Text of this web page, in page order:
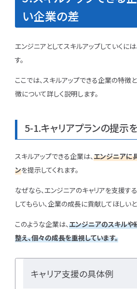
い企業の差
エンジニアとしてスキルアップしていくに
す。
ここでは、スキルアップできる企業の特徴
徴について詳しく説明します。
5-1.キャリアプランの提示
スキルアップできる企業は、エンジニアに
ンを提示してくれます。
なぜなら、エンジニアのキャリアを支援す
してもらい、企業の成長に貢献してほしい
このような企業は、エンジニアのスキル
整え、個々の成長を重視しています。
キャリア支援の具体例